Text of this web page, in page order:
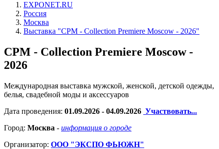
EXPONET.RU
Россия
Москва
Выставка "CPM - Collection Premiere Moscow - 2026"
CPM - Collection Premiere Moscow -
2026
Международная выставка мужской, женской, детской одежды,
белья, свадебной моды и аксессуаров
Дата проведения: 01.09.2026 - 04.09.2026 Участвовать...
Город: Москва - информация о городе
Организатор: ООО "ЭКСПО ФЬЮЖН"